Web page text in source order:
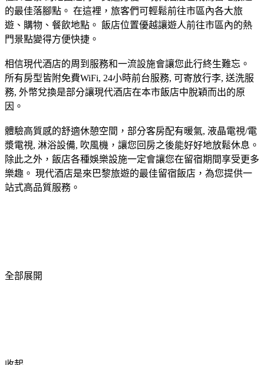
的最佳落腳點。 在這裡，旅客們可輕鬆前往市區內各大旅
遊、購物、餐飲地點。 飯店位置優越讓遊人前往市區內的熱
門景點變得方便快捷。
相信現代酒店的周到服務和一流設施會讓您此行終生難忘。
所有房型皆附免費WiFi, 24小時前台服務, 可寄放行李, 送洗服
務, 外幣兌換是部分讓現代酒店在本市飯店中脫穎而出的原
因。
體驗高質感的舒適休憩空間，部分客房配有暖氣, 液晶電視/電
漿電視, 淋浴設備, 吹風機，讓您回房之後能好好地放鬆休息。
除此之外，飯店各種娛樂設施一定會讓您在留宿期間享受更多
樂趣。 現代酒店是來巴黎旅遊的最佳留宿飯店，為您提供一
站式高品質服務。
全部展開